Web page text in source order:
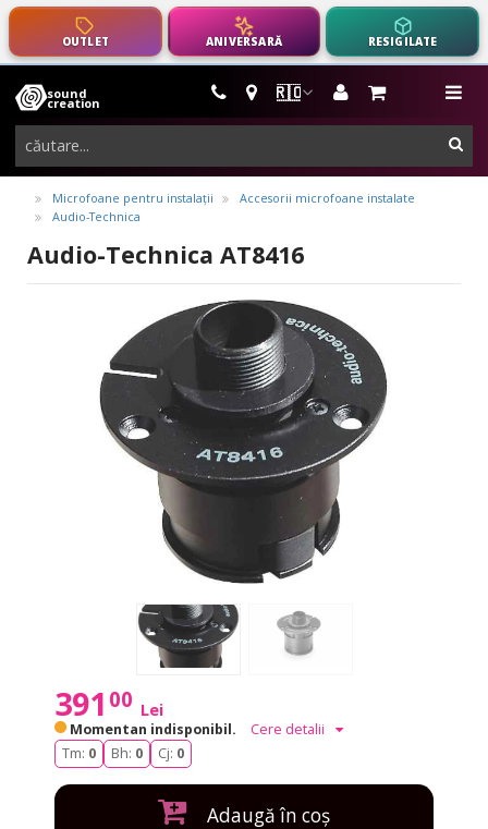
OUTLET ANIVERSARĂ RESIGILATE
🇷🇴
sound
creation
instrumente
muzicale,
echipamente
pro-
audio
Microfoane pentru instalații
Accesorii microfoane instalate
Audio-Technica
Audio-Technica AT8416
391 00 Lei
Momentan indisponibil.
Cere detalii
Tm: 0 Bh: 0 Cj: 0
Adaugă în coș